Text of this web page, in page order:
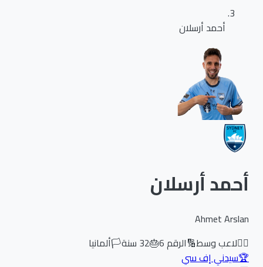
أحمد أرسلان
أحمد أرسلان
Ahmet Arslan
لاعب وسط🔢الرقم6
🎂
32سنة🏳️ألمانيا
سيدني إف سي